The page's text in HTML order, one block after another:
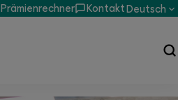
Prämienrechner KontaktDeutsch